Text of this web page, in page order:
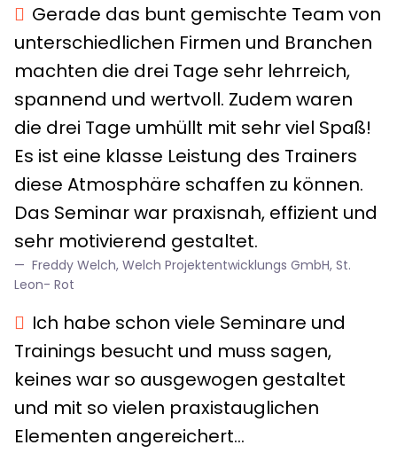
Gerade das bunt gemischte Team von
unterschiedlichen Firmen und Branchen
machten die drei Tage sehr lehrreich,
spannend und wertvoll. Zudem waren
die drei Tage umhüllt mit sehr viel Spaß!
Es ist eine klasse Leistung des Trainers
diese Atmosphäre schaffen zu können.
Das Seminar war praxisnah, effizient und
sehr motivierend gestaltet.
Freddy Welch, Welch Projektentwicklungs GmbH, St.
Leon- Rot
Ich habe schon viele Seminare und
Trainings besucht und muss sagen,
keines war so ausgewogen gestaltet
und mit so vielen praxistauglichen
Elementen angereichert...